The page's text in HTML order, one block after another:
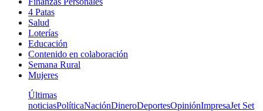
4 Patas
Salud
Loterías
Educación
Contenido en colaboración
Semana Rural
Mujeres
Últimas
noticiasPolíticaNaciónDineroDeportesOpiniónImpresaJet Set